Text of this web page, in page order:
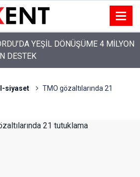
YEŞİL DÖNÜŞÜME 4 MİLYON
DESTEK
ORDU’DAKİ 69 KİŞİLİK KURUCU
siyaset
TMO gözaltılarında 21